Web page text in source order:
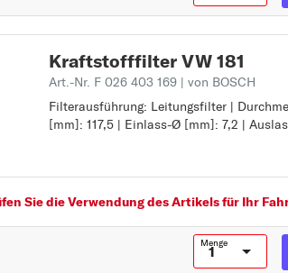
ALLTRACK
SPORTSVAN
GHIA
Kraftstofffilter VW 181
Art.-Nr. F 026 403 169 | von BOSCH
Filterausführung: Leitungsfilter |
[mm]: 117,5 | Einlass-Ø [mm]: 7,2 |
Filterausführung: Leitungsfilter
Durchmesser [mm]: 48
Auslass-Ø [mm]: 7,2
Sie die Verwendung des Artikels für Ihr
Menge